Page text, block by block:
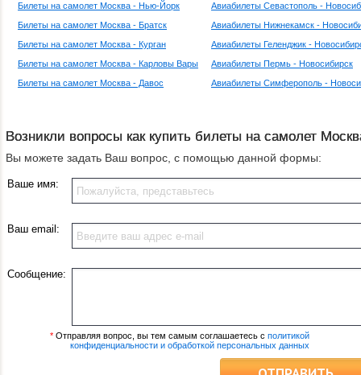
Билеты на самолет Москва - Нью-Йорк
Билеты на самолет Москва - Братск
Билеты на самолет Москва - Курган
Билеты на самолет Москва - Карловы Вары
Билеты на самолет Москва - Давос
Авиабилеты Севастополь -
Авиабилеты Нижнекамск -
Авиабилеты Геленджик -
Авиабилеты Пермь - Новосибирск
Авиабилеты Симферополь -
Возникли вопросы как купить билеты на самолет
Вы можете задать Ваш вопрос, с помощью данной формы:
Ваше имя:
Ваш email:
Сообщение:
* Отправляя вопрос, вы тем самым соглашаетесь с политикой
конфиденциальности и обработкой персональных данных